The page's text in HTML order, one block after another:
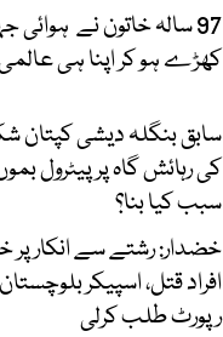
97 سالہ خاتون نے ہوائی
کھڑے ہو کر اپنا ہی عالمی
سابق بنگلہ دیشی کپتان
کی رہائش گاہ پر پیٹرول
سبب کیا بنا؟
افراد قتل، اسپیکر
رپورٹ طلب کرلی